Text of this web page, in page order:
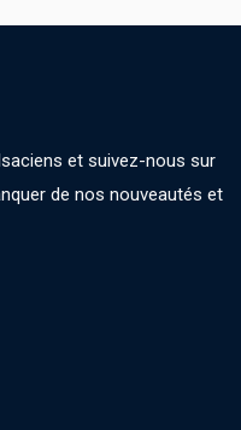
et suivez-nous sur
de nos nouveautés et